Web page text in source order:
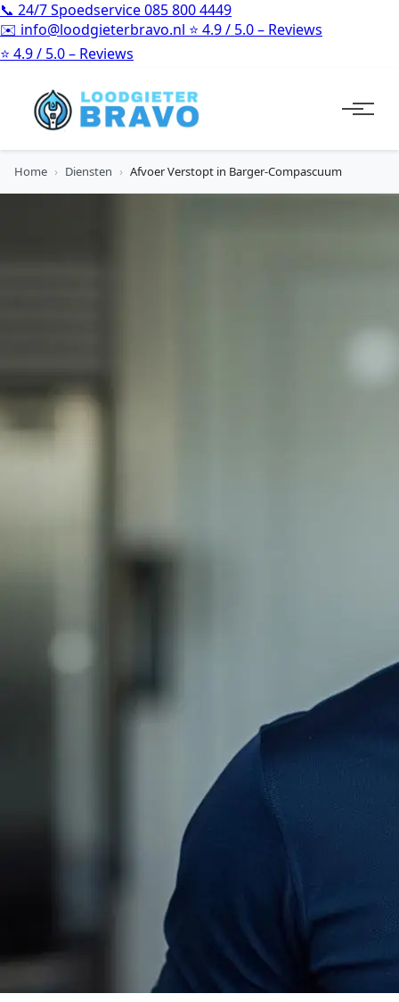
📞 24/7 Spoedservice085 800 4449
✉️ info@loodgieterbravo.nl ⭐ 4.9 / 5.0 – Reviews
⭐ 4.9 / 5.0 – Reviews
Home › Diensten › Afvoer Verstopt in Barger-Compascuum